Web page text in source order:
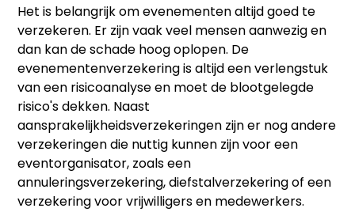
Het is belangrijk om evenementen altijd goed te
verzekeren. Er zijn vaak veel mensen aanwezig en
dan kan de schade hoog oplopen. De
evenementenverzekering is altijd een verlengstuk
van een risicoanalyse en moet de blootgelegde
risico's dekken. Naast
aansprakelijkheidsverzekeringen zijn er nog andere
verzekeringen die nuttig kunnen zijn voor een
eventorganisator, zoals een
annuleringsverzekering, diefstalverzekering of een
verzekering voor vrijwilligers en medewerkers.